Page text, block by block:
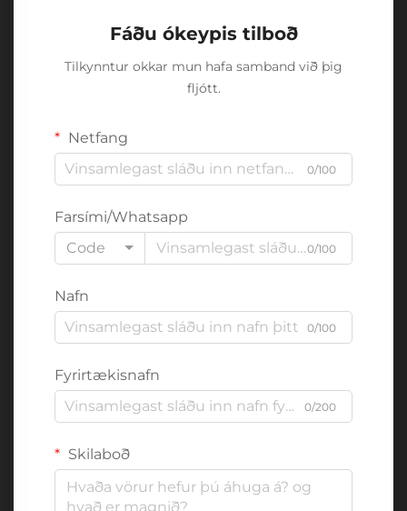
Fáðu ókeypis tilboð
Tilkynntur okkar mun hafa samband við þig
fljótt.
Netfang
0/100
Farsími/Whatsapp
Code
0/100
Nafn
0/100
Fyrirtækisnafn
0/200
Skilaboð